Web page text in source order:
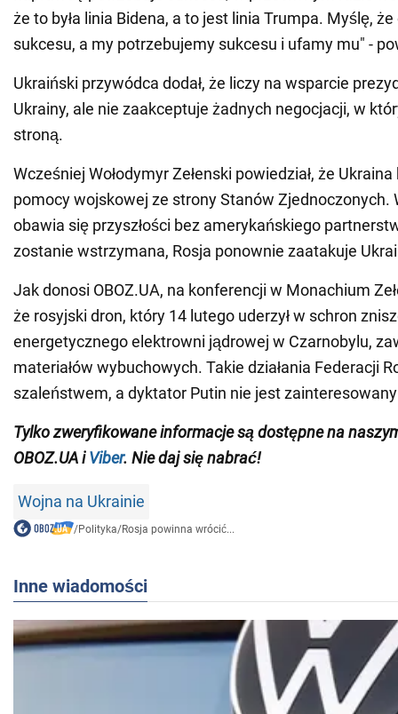
że to była linia Bidena, a to jest linia Trumpa. Myślę,
sukcesu, a my potrzebujemy sukcesu i ufamy mu" -
Ukraiński przywódca dodał, że liczy na wsparcie
Ukrainy, ale nie zaakceptuje żadnych negocjacji, w
stroną.
Wcześniej Wołodymyr Zełenski powiedział, że
pomocy wojskowej ze strony Stanów Zjednoczonych.
obawia się przyszłości bez amerykańskiego
zostanie wstrzymana, Rosja ponownie zaatakuje
Jak donosi OBOZ.UA, na konferencji w Monachium
że rosyjski dron, który 14 lutego uderzył w schron
energetycznego elektrowni jądrowej w Czarnobylu,
materiałów wybuchowych. Takie działania Federacji
szaleństwem, a dyktator Putin nie jest
Tylko zweryfikowane informacje są dostępne na
OBOZ.UA iViber. Nie daj się nabrać!
Wojna na Ukrainie
/Polityka/Rosja powinna wrócić...
Inne wiadomości